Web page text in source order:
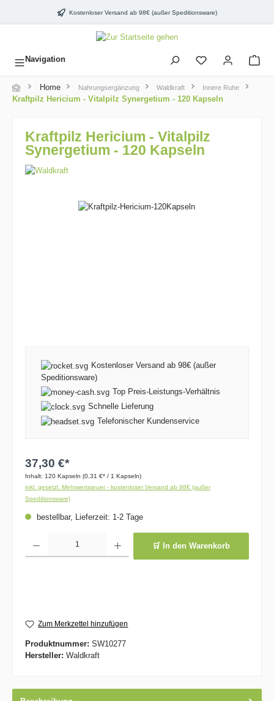
springen Kostenloser Versand ab 98€ (außer Speditionsware)
Navigation
Home Nahrungsergänzung Waldkraft Innere Ruhe
Kraftpilz Hericium - Vitalpilz Synergetium - 120 Kapseln
Kraftpilz Hericium - Vitalpilz
Synergetium - 120 Kapseln
Kostenloser Versand ab 98€ (außer
Speditionsware)
Top Preis-Leistungs-Verhältnis
Schnelle Lieferung
Telefonischer Kundenservice
37,30 €*
Inhalt: 120 Kapseln (0,31 €* / 1 Kapseln)
inkl. gesetzl. Mehrwertsteuer - kostenloser Versand ab 98€ (außer
Speditionsware)
bestellbar, Lieferzeit: 1-2 Tage
🛒 In den Warenkorb
Zum Merkzettel hinzufügen
Produktnummer: SW10277
Hersteller: Waldkraft